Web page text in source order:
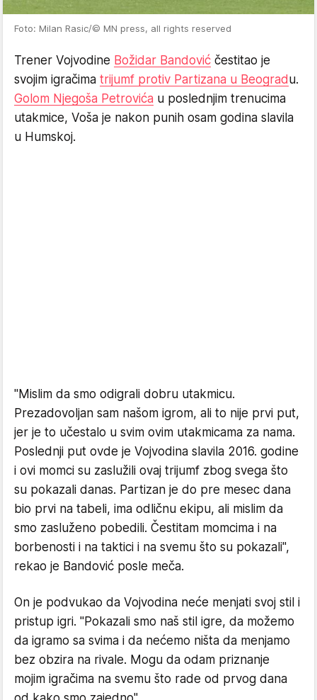
Foto: Milan Rasic/© MN press, all rights reserved
Trener Vojvodine Božidar Bandović čestitao je
svojim igračima trijumf protiv Partizana u Beogradu.
Golom Njegoša Petrovića u poslednjim trenucima
utakmice, Voša je nakon punih osam godina slavila
u Humskoj.
"Mislim da smo odigrali dobru utakmicu.
Prezadovoljan sam našom igrom, ali to nije prvi put,
jer je to učestalo u svim ovim utakmicama za nama.
Poslednji put ovde je Vojvodina slavila 2016. godine
i ovi momci su zaslužili ovaj trijumf zbog svega što
su pokazali danas. Partizan je do pre mesec dana
bio prvi na tabeli, ima odličnu ekipu, ali mislim da
smo zasluženo pobedili. Čestitam momcima i na
borbenosti i na taktici i na svemu što su pokazali",
rekao je Bandović posle meča.
On je podvukao da Vojvodina neće menjati svoj stil i
pristup igri. "Pokazali smo naš stil igre, da možemo
da igramo sa svima i da nećemo ništa da menjamo
bez obzira na rivale. Mogu da odam priznanje
mojim igračima na svemu što rade od prvog dana